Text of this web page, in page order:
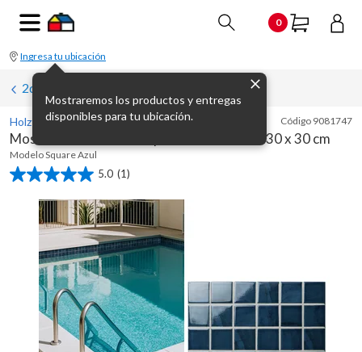
0
Ingresa tu ubicación
Mostraremos los productos y entregas
disponibles para tu ubicación.
2da al 50%
Holztek Código 9081747
Mosaico Porcelanato Square azul brillante 30 x 30 cm
ModeloSquare Azul
5.0 (1)
5.0
estrellas.